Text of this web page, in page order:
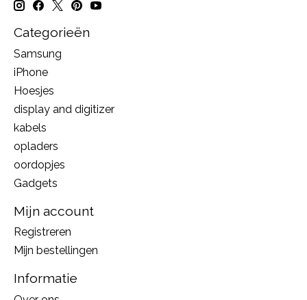
Categorieën
Samsung
iPhone
Hoesjes
display and digitizer
kabels
opladers
oordopjes
Gadgets
Mijn account
Registreren
Mijn bestellingen
Informatie